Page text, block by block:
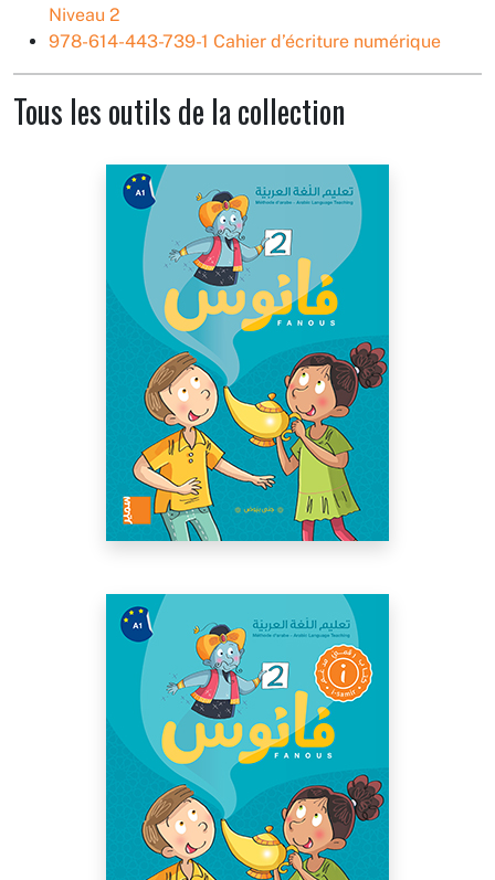
Niveau 2
978-614-443-739-1 Cahier d’écriture numérique
Tous les outils de la collection